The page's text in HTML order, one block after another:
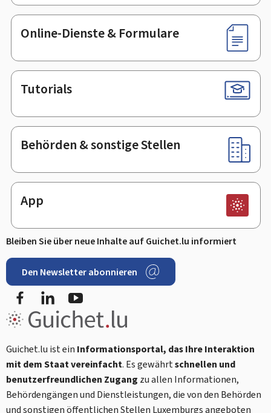
Online-Dienste & Formulare
Tutorials
Behörden & sonstige Stellen
App
Bleiben Sie über neue Inhalte auf Guichet.lu informiert
Den Newsletter abonnieren
FacebookLinkedIn
Guichet.lu ist ein Informationsportal, das Ihre Interaktion
mit dem Staat vereinfacht. Es gewährtschnellen und
benutzerfreundlichen Zugang zu allen Informationen,
Behördengängen und Dienstleistungen, die von den Behörden
und sonstigen öffentlichen Stellen Luxemburgs angeboten